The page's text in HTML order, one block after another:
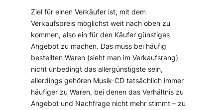
Ziel für einen Verkäufer ist, mit dem
Verkaufspreis möglichst weit nach oben zu
kommen, also ein für den Käufer günstiges
Angebot zu machen. Das muss bei häufig
bestellten Waren (sieht man im Verkaufsrang)
nicht unbedingt das allergünstigste sein,
allerdings gehören Musik-CD tatsächlich immer
häufiger zu Waren, bei denen das Verhältnis zu
Angebot und Nachfrage nicht mehr stimmt – zu